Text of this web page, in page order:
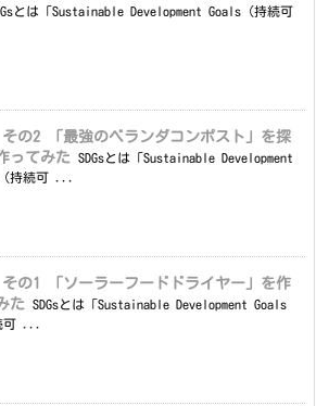
とは「Sustainable Development Goals（持続可
その2 「最強のベランダコンポスト」を探
ってみた
SDGsとは「Sustainable Development
持続可 ...
その1 「ソーラーフードドライヤー」を作
た
SDGsとは「Sustainable Development Goals
可 ...